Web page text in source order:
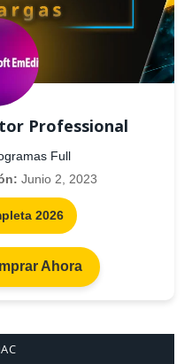
Professional
Full
Junio 2, 2023
2026
Ahora